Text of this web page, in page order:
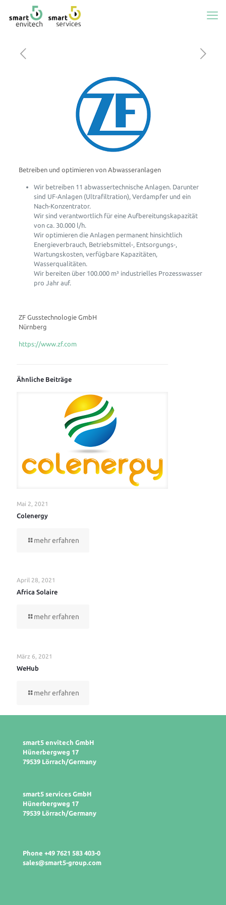
Betreiben und optimieren von Abwasseranlagen
Wir betreiben 11 abwassertechnische Anlagen. Darunter
sind UF-Anlagen (Ultrafiltration), Verdampfer und ein
Nach-Konzentrator.
Wir sind verantwortlich für eine Aufbereitungskapazität
von ca. 30.000 l/h.
Wir optimieren die Anlagen permanent hinsichtlich
Energieverbrauch, Betriebsmittel-, Entsorgungs-,
Wartungskosten, verfügbare Kapazitäten,
Wasserqualitäten.
Wir bereiten über 100.000 m³ industrielles Prozesswasser
pro Jahr auf.
ZF Gusstechnologie GmbH
Nürnberg
https://www.zf.com
Ähnliche Beiträge
Mai 2, 2021
Colenergy
mehr erfahren
April 28, 2021
Africa Solaire
mehr erfahren
März 6, 2021
WeHub
mehr erfahren
smart5 envitech GmbH
Hünerbergweg 17
79539 Lörrach/Germany
smart5 services GmbH
Hünerbergweg 17
79539 Lörrach/Germany
Phone +49 7621 583 403-0
sales@smart5-group.com